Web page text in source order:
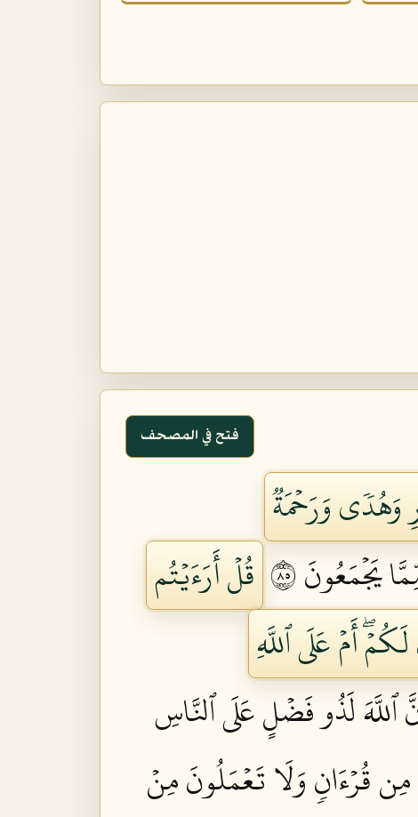
فتح في المصحف
وَهُدٗى وَرَحۡمَةٞ
٥٨
قُلۡ أَرَءَيۡتُم
أَمۡ عَلَى ٱللَّهِ
لَذُو فَضۡلٍ عَلَى ٱلنَّاسِ
قُرۡءَانٖ وَلَا تَعۡمَلُونَ مِنۡ